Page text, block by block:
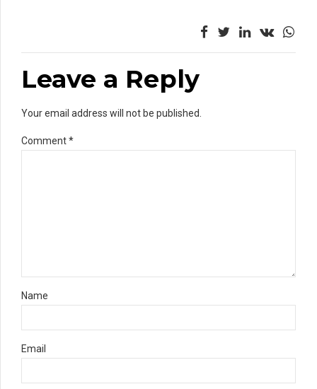
Leave a Reply
Your email address will not be published.
Comment*
Name
Email